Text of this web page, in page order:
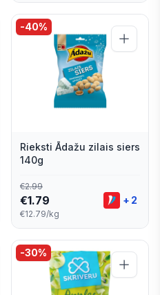
-40%
Rieksti Ādažu zilais siers
140g
€2.99
€1.79
€12.79/kg
+ 2
-30%